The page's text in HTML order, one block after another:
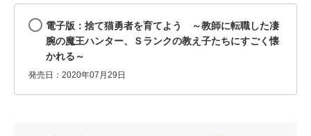
電子版：捨て猫勇者を育てよう ～教師に転職した凄
腕の魔王ハンター、Ｓランクの教え子たちにすごく懐
かれる～
発売日：2020年07月29日